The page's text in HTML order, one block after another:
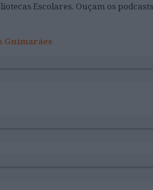
Escolares. Ouçam os
Guimarães